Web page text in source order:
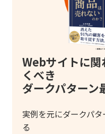
Webサイトに
くべき
ダークパターン
実例を元にダークパ
る